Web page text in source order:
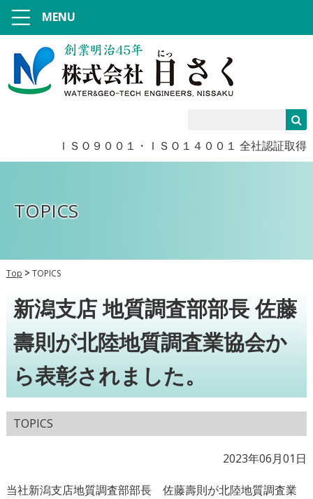
ＩＳＯ９００１・ＩＳＯ１４００１ 全社認証取得
MENU
TOPICS
Top TOPICS
新潟支店 地質調査部部長 佐藤
壽則が北陸地質調査業協会か
ら表彰されました。
TOPICS
2023年06月01日
当社新潟支店地質調査部部長 佐藤壽則が北陸地質調査業